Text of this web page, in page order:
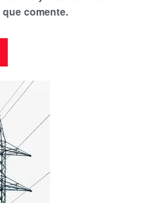
comente.